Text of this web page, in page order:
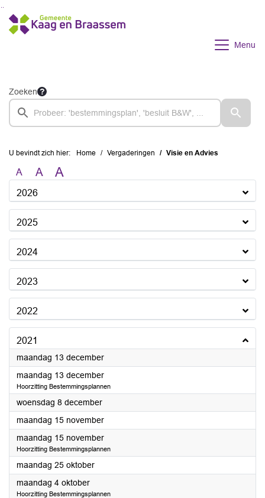
Ga naar de inhoud van deze pagina
Ga naar het zoeken
Ga naar het menu
Menu
Zoeken
U bevindt zich hier: Home Vergaderingen Visie en Advies
A A A
2026
2025
2024
2023
2022
2021
maandag 13 december2021
maandag 13 december2021
Hoorzitting Bestemmingsplannen
woensdag 8 december2021
maandag 15 november2021
maandag 15 november2021
Hoorzitting Bestemmingsplannen
maandag 25 oktober2021
maandag 4 oktober2021
Hoorzitting Bestemmingsplannen